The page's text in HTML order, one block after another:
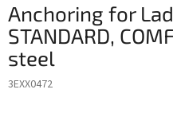
Anchoring for
STANDARD,
steel
3EXX0472